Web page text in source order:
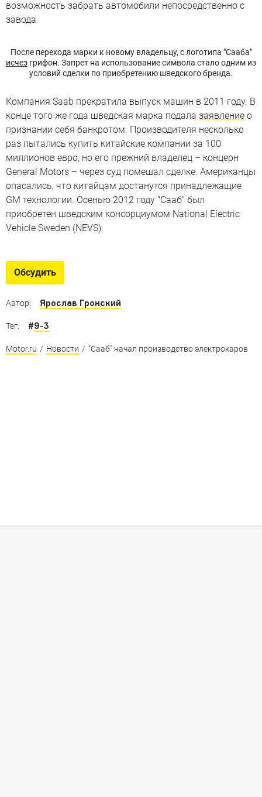
возможность забрать автомобили непосредственно с
завода.
После перехода марки к новому владельцу, с логотипа "Сааба"
исчез грифон. Запрет на использование символа стало одним из
условий сделки по приобретению шведского бренда.
Компания Saab прекратила выпуск машин в 2011 году. В
конце того же года шведская марка подала заявление о
признании себя банкротом. Производителя несколько
раз пытались купить китайские компании за 100
миллионов евро, но его прежний владелец – концерн
General Motors – через суд помешал сделке. Американцы
опасались, что китайцам достанутся принадлежащие
GM технологии. Осенью 2012 году "Сааб" был
приобретен шведским консорциумом National Electric
Vehicle Sweden (NEVS).
Обсудить
Автор: Ярослав Гронский
Тег: #9-3
Motor.ru / Новости / "Сааб" начал производство электрокаров